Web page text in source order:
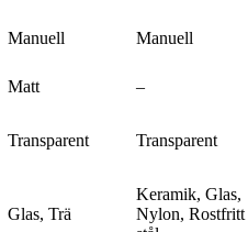
Manuell
Manuell
Matt –
Transparent Transparent
Glas, Trä
Keramik, Glas,
Nylon, Rostfritt